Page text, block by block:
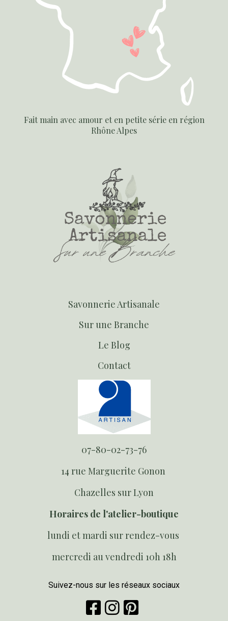
Fait main avec amour et en petite série en région
Rhône Alpes
Savonnerie Artisanale
Sur une Branche
Le Blog
Contact
07-80-02-73-76
14 rue Marguerite Gonon
Chazelles sur Lyon
Horaires de l'atelier-boutique
lundi et mardi sur rendez-vous
mercredi au vendredi 10h 18h
Suivez-nous sur les réseaux sociaux
  